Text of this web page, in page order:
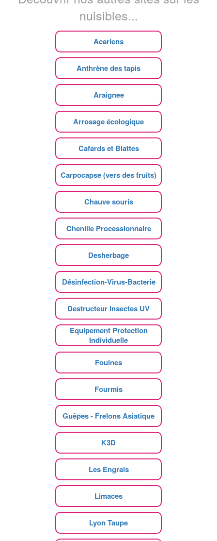
nuisibles...
Acariens
Anthrène des tapis
Araignee
Arrosage écologique
Cafards et Blattes
Carpocapse (vers des fruits)
Chauve souris
Chenille Processionnaire
Desherbage
Désinfection-Virus-Bacterie
Destructeur Insectes UV
Equipement Protection
Individuelle
Fouines
Fourmis
Guêpes - Frelons Asiatique
K3D
Les Engrais
Limaces
Lyon Taupe